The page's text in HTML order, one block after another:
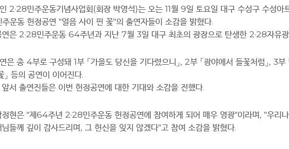
2·28민주운동기념사업회(회장 박영석)는 오는 11월 9일 토요일 대구 수성구 수성아
주운동 헌정공연 "얼음 사이 핀 꽃"의 출연자들이 소감을 밝혔다.
연은 2·28민주운동 64주년과 지난 7월 3일 대구 최초의 광장으로 탄생한 2·28자유
은 총 4부로 구성돼 1부 「가을도 당신을 기다렸으니 」, 2부 「광야에서 들꽃처럼 」, 3부
」 등의 공연이 이어진다.
서 출연진들은 이번 헌정공연에 대한 기대와 소감을 전했다.
현은 "제64주년 2·28민주운동 헌정공연에 참여하게 되어 매우 영광"이라며, "우리
들께 깊이 감사드리며, 그 헌신을 잊지 않겠다"고 참여 소감을 밝혔다.